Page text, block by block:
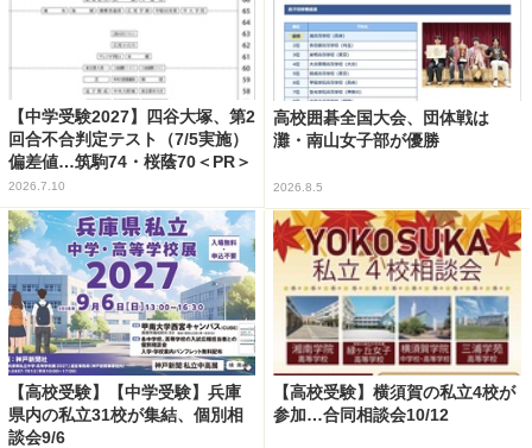
【中学受験2027】四谷大塚、第2
回合不合判定テスト（7/5実施）
偏差値…筑駒74・桜蔭70＜PR＞
2026.7.10
高校囲碁全国大会、団体戦は
灘・南山女子部が優勝
2026.8.5
【高校受験】【中学受験】兵庫
県内の私立31校が集結、個別相
談会9/6
【高校受験】横須賀の私立4校が
参加…合同相談会10/12